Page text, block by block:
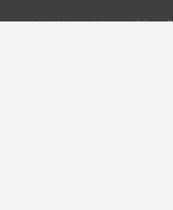
Les photos sont des propriétés